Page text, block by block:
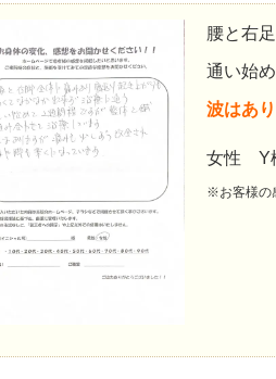
腰と右
通い始
波はあ
女性 Y
※お客様の